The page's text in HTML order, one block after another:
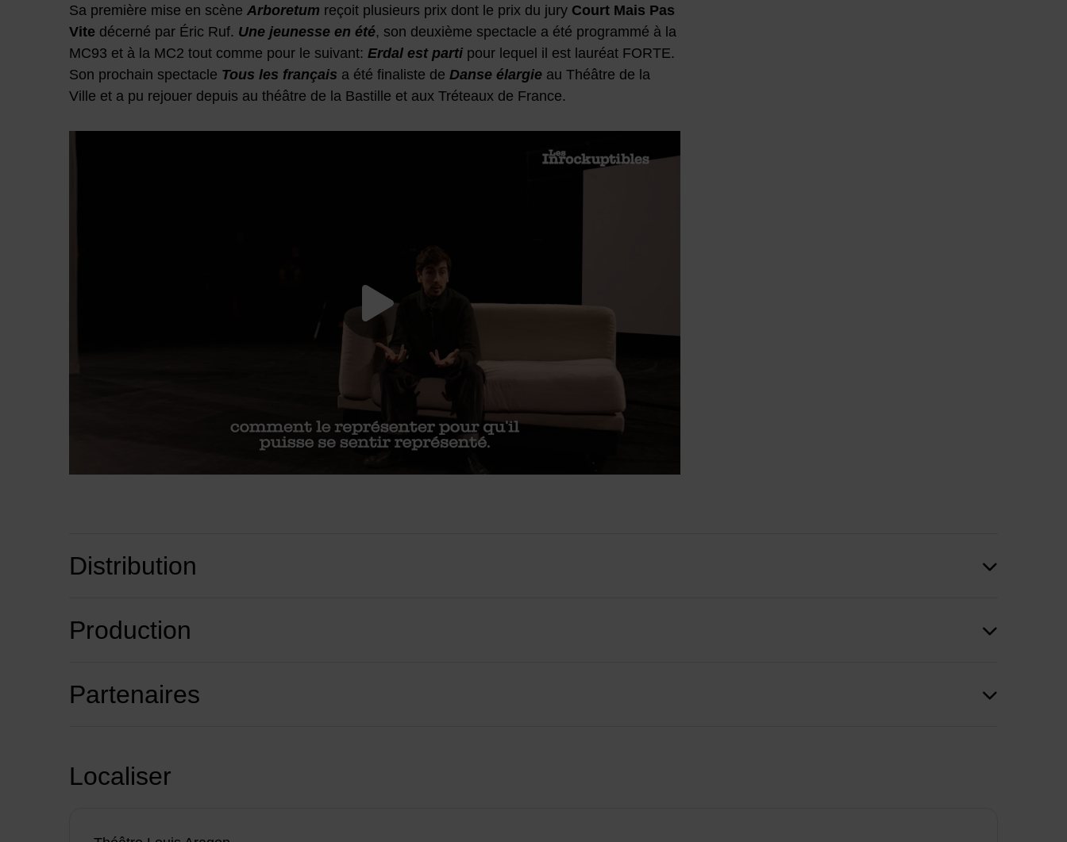
Sa première mise en scène Arboretum reçoit plusieurs prix dont le prix du jury Court Mais Pas
Vite décerné par Éric Ruf. Une jeunesse en été, son deuxième spectacle a été programmé à la
MC93 et à la MC2 tout comme pour le suivant: Erdal est parti pour lequel il est lauréat FORTE.
Son prochain spectacle Tous les français a été finaliste de Danse élargie au Théâtre de la
Ville et a pu rejouer depuis au théâtre de la Bastille et aux Tréteaux de France.
Lancer la video
Distribution
Production
Partenaires
Localiser